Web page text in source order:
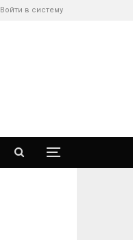
Войти в систему